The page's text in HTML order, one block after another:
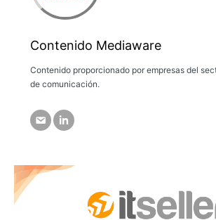
Contenido Mediaware
Contenido proporcionado por empresas del
de comunicación.